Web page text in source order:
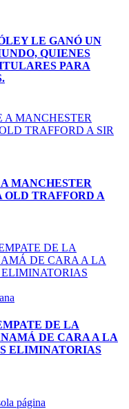
LE GANÓ UN
QUIENES
PARA
MANCHESTER
OLD TRAFFORD A
DE LA
DE CARA A LA
ELIMINATORIAS